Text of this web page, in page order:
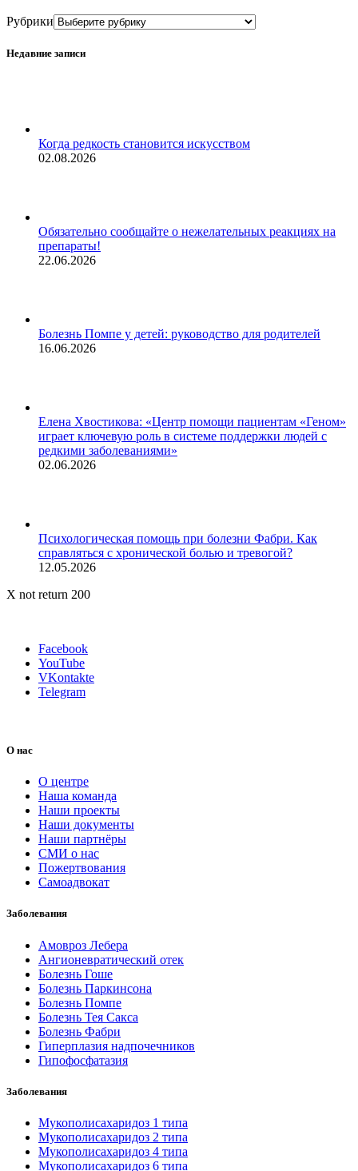
Рубрики
Недавние записи
Когда редкость становится искусством
02.08.2026
Обязательно сообщайте о нежелательных реакциях на
препараты!
22.06.2026
Болезнь Помпе у детей: руководство для родителей
16.06.2026
Елена Хвостикова: «Центр помощи пациентам «Геном»
играет ключевую роль в системе поддержки людей с
редкими заболеваниями»
02.06.2026
Психологическая помощь при болезни Фабри. Как
справляться с хронической болью и тревогой?
12.05.2026
X not return 200
Facebook
YouTube
VKontakte
Telegram
О нас
О центре
Наша команда
Наши проекты
Наши документы
Наши партнёры
СМИ о нас
Пожертвования
Самоадвокат
Заболевания
Амовроз Лебера
Ангионевратический отек
Болезнь Гоше
Болезнь Паркинсона
Болезнь Помпе
Болезнь Тея Сакса
Болезнь Фабри
Гиперплазия надпочечников
Гипофосфатазия
Заболевания
Мукополисахаридоз 1 типа
Мукополисахаридоз 2 типа
Мукополисахаридоз 4 типа
Мукополисахаридоз 6 типа